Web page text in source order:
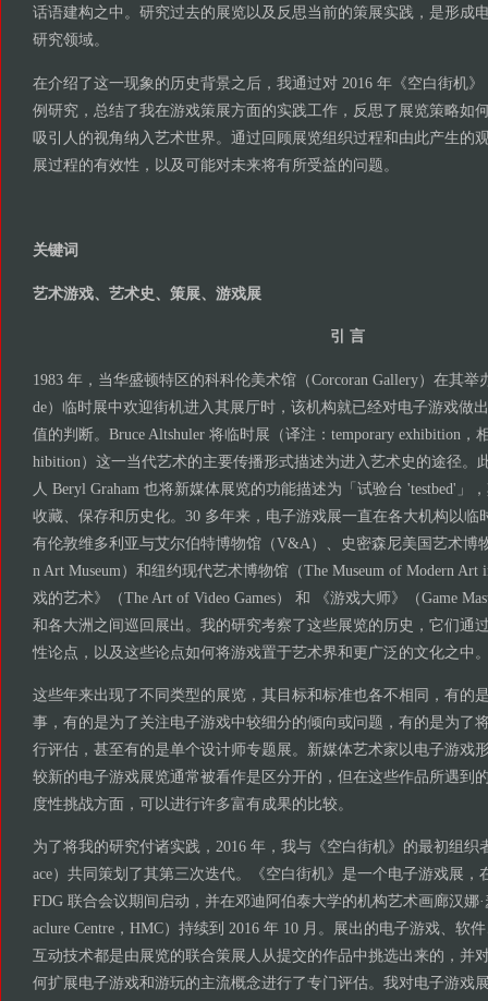
话语建构之中。研究过去的展览以及反思当前的策展实践，是形成
研究领域。
在介绍了这一现象的历史背景之后，我通过对 2016 年《空白街机》
例研究，总结了我在游戏策展方面的实践工作，反思了展览策略如
吸引人的视角纳入艺术世界。通过回顾展览组织过程和由此产生的
展过程的有效性，以及可能对未来将有所受益的问题。
关键词
艺术游戏、艺术史、策展、游戏展
引 言
1983 年，当华盛顿特区的科科伦美术馆（Corcoran Gallery）在其举
de）临时展中欢迎街机进入其展厅时，该机构就已经对电子游戏做
值的判断。Bruce Altshuler 将临时展（译注：temporary exhibition，
hibition）这一当代艺术的主要传播形式描述为进入艺术史的途径。
人 Beryl Graham 也将新媒体展览的功能描述为「试验台 'testbed'」
收藏、保存和历史化。30 多年来，电子游戏展一直在各大机构以临
有伦敦维多利亚与艾尔伯特博物馆（V&A）、史密森尼美国艺术博
n Art Museum）和纽约现代艺术博物馆（The Museum of Modern Art
戏的艺术》（The Art of Video Games） 和 《游戏大师》（Game
和各大洲之间巡回展出。我的研究考察了这些展览的历史，它们通
性论点，以及这些论点如何将游戏置于艺术界和更广泛的文化之中
这些年来出现了不同类型的展览，其目标和标准也各不相同，有的
事，有的是为了关注电子游戏中较细分的倾向或问题，有的是为了
行评估，甚至有的是单个设计师专题展。新媒体艺术家以电子游戏
较新的电子游戏展览通常被看作是区分开的，但在这些作品所遇到
度性挑战方面，可以进行许多富有成果的比较。
为了将我的研究付诸实践，2016 年，我与《空白街机》的最初组织
ace）共同策划了其第三次迭代。《空白街机》是一个电子游戏展，
FDG 联合会议期间启动，并在邓迪阿伯泰大学的机构艺术画廊汉娜
aclure Centre，HMC）持续到 2016 年 10 月。展出的电子游戏、软
互动技术都是由展览的联合策展人从提交的作品中挑选出来的，并
何扩展电子游戏和游玩的主流概念进行了专门评估。我对电子游戏